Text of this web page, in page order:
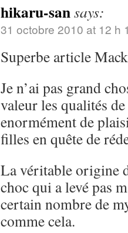
hikaru-sansays:
31 octobre 2010 at 12 h
Superbe article
Je n’ai pas grand
valeur les qualités
enormément de
filles en quête de
La véritable origine
choc qui a levé pas
certain nombre de
comme cela.